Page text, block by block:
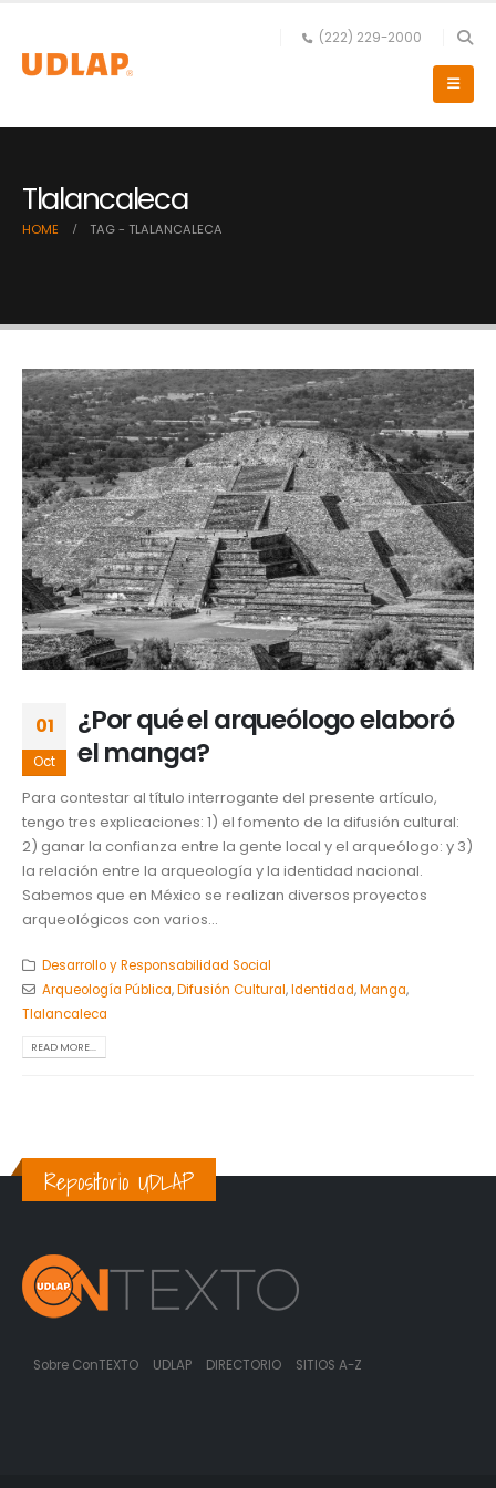
(222) 229-2000
Tlalancaleca
HOME TAG - TLALANCALECA
01
Oct
¿Por qué el arqueólogo elaboró
el manga?
Para contestar al título interrogante del presente artículo,
tengo tres explicaciones: 1) el fomento de la difusión cultural:
2) ganar la confianza entre la gente local y el arqueólogo: y 3)
la relación entre la arqueología y la identidad nacional.
Sabemos que en México se realizan diversos proyectos
arqueológicos con varios...
Desarrollo y Responsabilidad Social
Arqueología Pública,Difusión Cultural,Identidad,Manga,
Tlalancaleca
READ MORE...
Repositorio UDLAP
Sobre ConTEXTO UDLAP DIRECTORIO SITIOS A-Z